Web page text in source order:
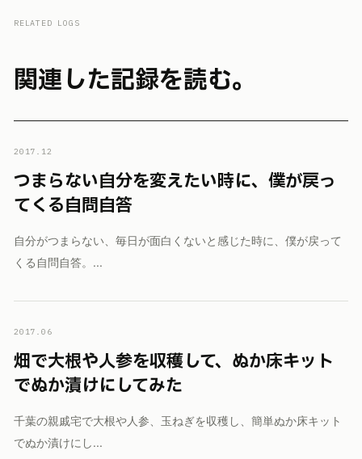
RELATED LOGS
関連した記録を読む。
2017.12
つまらない自分を変えたい時に、僕が戻っ
てくる自問自答
自分がつまらない、毎日が面白くないと感じた時に、僕が戻って
くる自問自答。...
2017.06
畑で大根や人参を収穫して、ぬか床キット
でぬか漬けにしてみた
千葉の親戚宅で大根や人参、玉ねぎを収穫し、簡単ぬか床キット
でぬか漬けにし...